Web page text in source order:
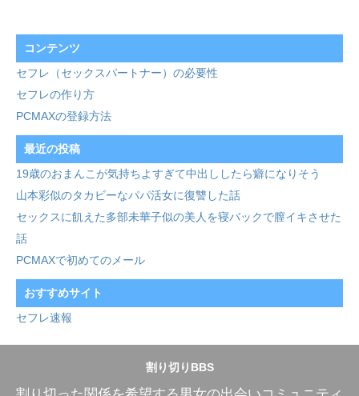
コンテンツ
セフレ（セックスパートナー）の必要性
セフレの作り方
PCMAXの登録方法
最近の投稿
19歳のおまんこが気持ちよすぎて中出ししたら癖になりそう
山本彩似のタカビーなパパ活女に復讐した話
セックスに飢えた多部未華子似の美人を寝バックで膣イキさせた
話
PCMAXで初めてのメール
おすすめサイト
セフレ速報
割り切りBBS